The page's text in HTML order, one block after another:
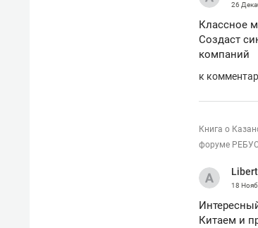
26
Классное
Создаст
компаний
к
Книга о
форуме
18
Китаем и
чем интересен Оман?